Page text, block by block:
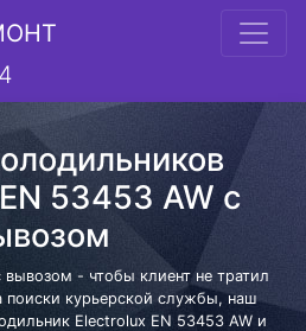
53453 AW с
- чтобы клиент не тратил
поиски курьерской службы, наш
Electrolux EN 53453 AW и